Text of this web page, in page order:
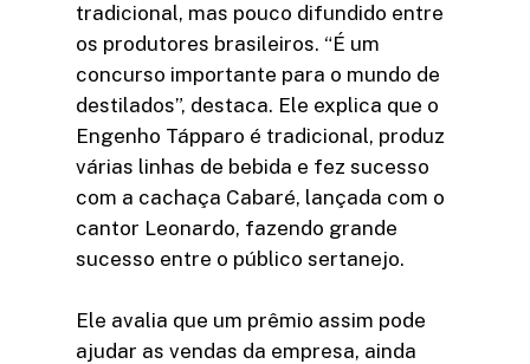
tradicional, mas pouco difundido entre
os produtores brasileiros. “É um
concurso importante para o mundo de
destilados”, destaca. Ele explica que o
Engenho Tápparo é tradicional, produz
várias linhas de bebida e fez sucesso
com a cachaça Cabaré, lançada com o
cantor Leonardo, fazendo grande
sucesso entre o público sertanejo.
Ele avalia que um prêmio assim pode
ajudar as vendas da empresa, ainda